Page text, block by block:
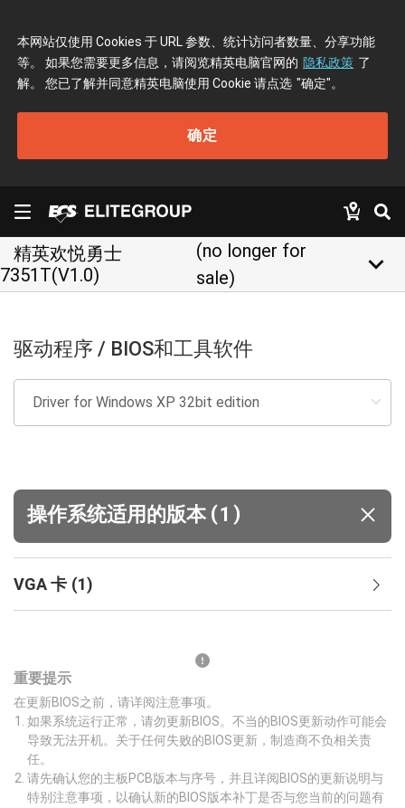
本网站仅使用 Cookies 于 URL 参数、统计访问者数量、分享功能
等。 如果您需要更多信息，请阅览精英电脑官网的 隐私政策 了
解。 您已了解并同意精英电脑使用 Cookie 请点选 "确定"。
确定
精英欢悦勇士
7351T(V1.0)
(no longer for
sale)
keyboard_arrow_down
驱动程序 / BIOS和工具软件
操作系统适用的版本 (1 )
VGA 卡 (1)
重要提示
在更新BIOS之前，请详阅注意事项。
如果系统运行正常，请勿更新BIOS。不当的BIOS更新动作可能会
导致无法开机。关于任何失败的BIOS更新，制造商不负相关责
任。
请先确认您的主板PCB版本与序号，并且详阅BIOS的更新说明与
特别注意事项，以确认新的BIOS版本补丁是否与您当前的问题有